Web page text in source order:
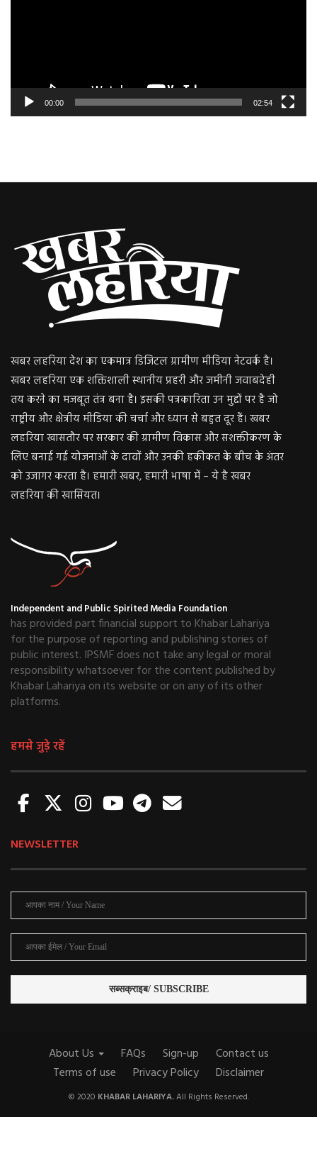
00:00 02:54
खबर लहरिया देश का एकमात्र डिजिटल ग्रामीण मीडिया नेटवर्क है।
खबर लहरिया एक शक्तिशाली स्थानीय प्रहरी और जमीनी जवाबदेही
तय करने का मजबूत तंत्र बना है। इसकी पत्रकारिता उन मुद्दों पर है जो
राष्ट्रीय और क्षेत्रीय मीडिया की चर्चा और ध्यान से बहुत दूर हैं। खबर
लहरिया खासतौर पर सरकार की ग्रामीण विकास और सशक्तीकरण के
लिए बनाई गई योजनाओं के दावों और उनकी हकीकत के बीच के अंतर
को उजागर करता है। हमारी खबर, हमारी भाषा में – ये है खबर
लहरिया की खासियत।
Independent and Public Spirited Media Foundation
has provided part financial support to Khabar Lahariya
for the purpose of reporting and publishing stories of
public interest. IPSMF does not take any legal or moral
responsibility whatsoever for the content published by
Khabar Lahariya on its website or on any of its other
platforms.
हमसे जुड़े रहें
NEWSLETTER
About Us FAQs Sign-up
Contact us
Terms of use
Privacy Policy Disclaimer
© 2020 KHABAR LAHARIYA.All Rights Reserved.